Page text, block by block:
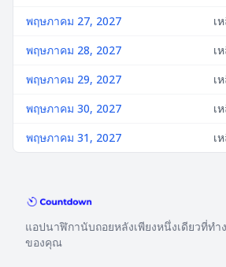
พฤษภาคม 27, 2027
เ
พฤษภาคม 28, 2027
เ
พฤษภาคม 29, 2027
เ
พฤษภาคม 30, 2027
เ
พฤษภาคม 31, 2027
เ
แอปนาฬิกานับถอยหลังเพียงหนึ่งเดียวที่ทำ
ของคุณ